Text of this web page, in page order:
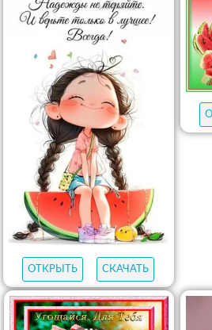
ОТКРЫТЬ СКАЧАТЬ